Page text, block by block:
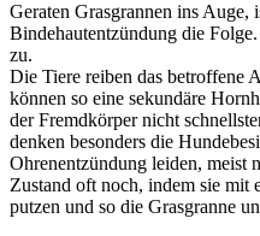
Geraten Grasgrannen ins Auge,
Bindehautentzündung die
zu.
Die Tiere reiben das betroffene
können so eine sekundäre
der Fremdkörper nicht
denken besonders die
Ohrenentzündung leiden, meist
Zustand oft noch, indem sie mit
putzen und so die Grasgranne